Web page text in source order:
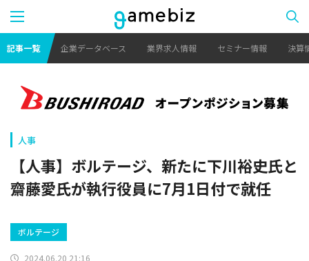
記事一覧 企業データベース 業界求人情報 セミナー情報 決算
人事
【人事】ボルテージ、新たに下川裕史氏と
齋藤愛氏が執行役員に7月1日付で就任
ボルテージ
2024.06.20 21:16